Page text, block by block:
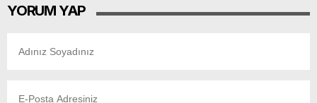
YORUM YAP